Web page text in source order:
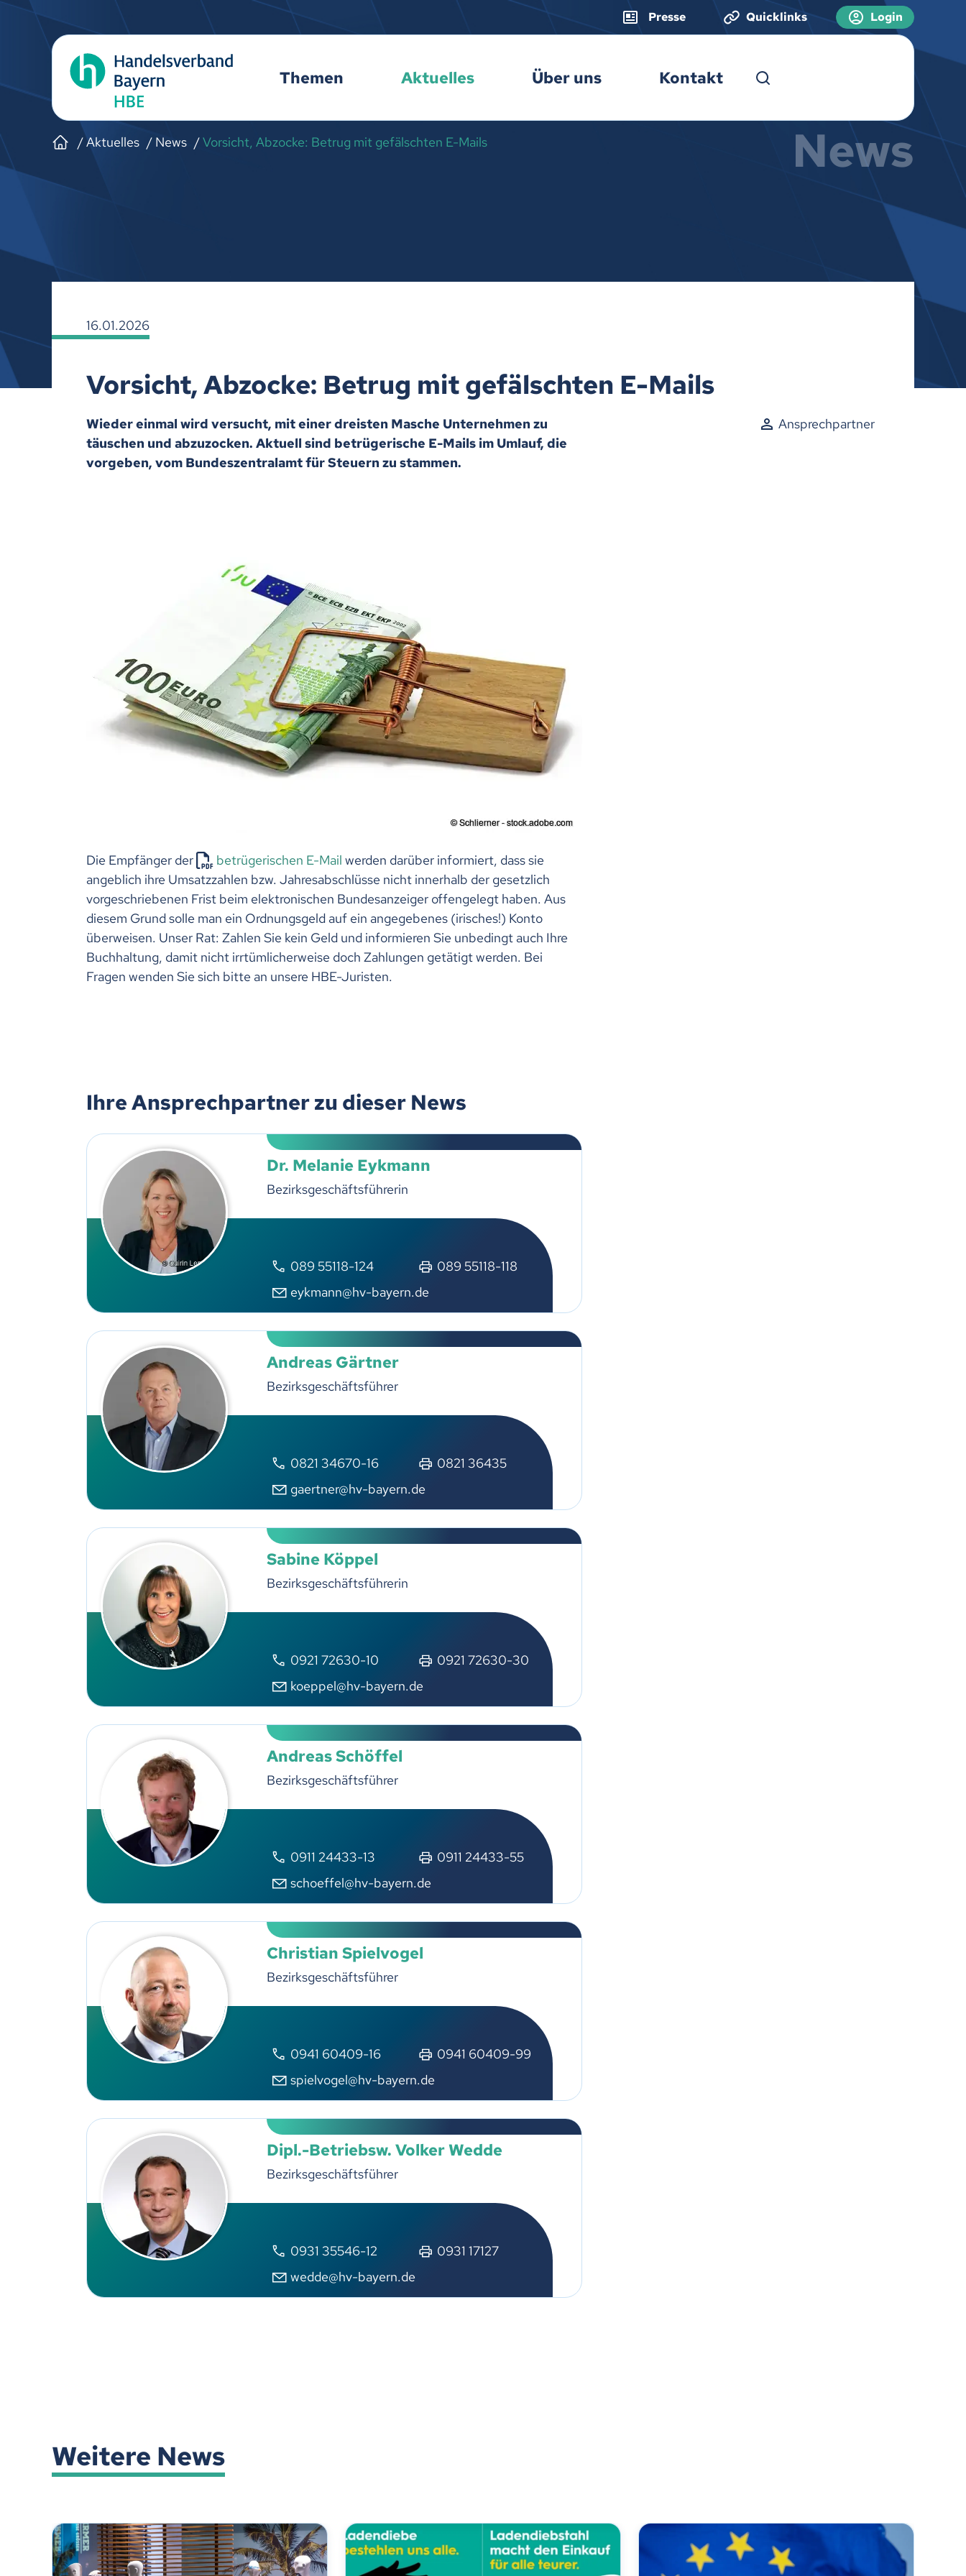
Presse Quicklinks Login
Themen Aktuelles Über uns Kontakt
Aktuelles News Vorsicht, Abzocke: Betrug mit gefälschten E-Mails News
16.01.2026
Vorsicht, Abzocke: Betrug mit gefälschten E-Mails
Wieder einmal wird versucht, mit einer dreisten Masche Unternehmen zu
täuschen und abzuzocken. Aktuell sind betrügerische E-Mails im Umlauf, die
vorgeben, vom Bundeszentralamt für Steuern zu stammen.
Ansprechpartner
Die Empfänger der betrügerischen E-Mail werden darüber informiert, dass sie
angeblich ihre Umsatzzahlen bzw. Jahresabschlüsse nicht innerhalb der gesetzlich
vorgeschriebenen Frist beim elektronischen Bundesanzeiger offengelegt haben. Aus
diesem Grund solle man ein Ordnungsgeld auf ein angegebenes (irisches!) Konto
überweisen. Unser Rat: Zahlen Sie kein Geld und informieren Sie unbedingt auch Ihre
Buchhaltung, damit nicht irrtümlicherweise doch Zahlungen getätigt werden. Bei
Fragen wenden Sie sich bitte an unsere HBE-Juristen.
Ihre Ansprechpartner zu dieser News
Dr. Melanie Eykmann
Bezirksgeschäftsführerin
089 55118-124
089 55118-118
eykmann@hv-bayern.de
Andreas Gärtner
Bezirksgeschäftsführer
0821 34670-16
0821 36435
gaertner@hv-bayern.de
Sabine Köppel
Bezirksgeschäftsführerin
0921 72630-10
0921 72630-30
koeppel@hv-bayern.de
Andreas Schöffel
Bezirksgeschäftsführer
0911 24433-13
0911 24433-55
schoeffel@hv-bayern.de
Christian Spielvogel
Bezirksgeschäftsführer
0941 60409-16
0941 60409-99
spielvogel@hv-bayern.de
Dipl.-Betriebsw. Volker Wedde
Bezirksgeschäftsführer
0931 35546-12
0931 17127
wedde@hv-bayern.de
Weitere News